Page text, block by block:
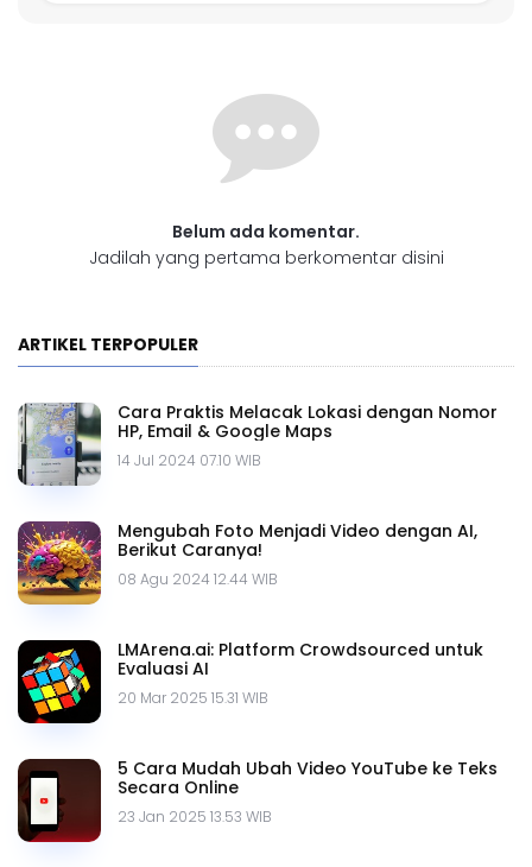
Belum ada komentar.
Jadilah yang pertama berkomentar disini
ARTIKEL TERPOPULER
Cara Praktis Melacak Lokasi dengan Nomor
HP, Email & Google Maps
14 Jul 2024 07.10 WIB
Mengubah Foto Menjadi Video dengan AI,
Berikut Caranya!
08 Agu 2024 12.44 WIB
LMArena.ai: Platform Crowdsourced untuk
Evaluasi AI
20 Mar 2025 15.31 WIB
5 Cara Mudah Ubah Video YouTube ke Teks
Secara Online
23 Jan 2025 13.53 WIB